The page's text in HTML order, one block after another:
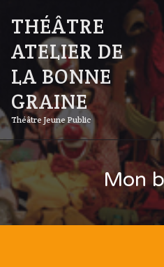
THÉÂTRE
ATELIER DE
LA BONNE
GRAINE
Théâtre Jeune Public
Mon